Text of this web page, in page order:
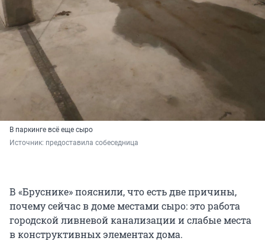
В паркинге всё еще сыро
Источник: предоставила собеседница
В «Бруснике» пояснили, что есть две причины,
почему сейчас в доме местами сыро: это работа
городской ливневой канализации и слабые места
в конструктивных элементах дома.